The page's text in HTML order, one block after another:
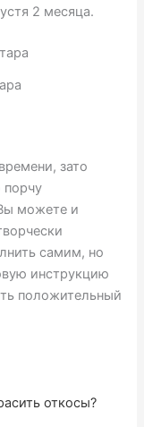
2 месяца.
зато
порчу
можете и
самим, но
инструкцию
положительный
откосы?